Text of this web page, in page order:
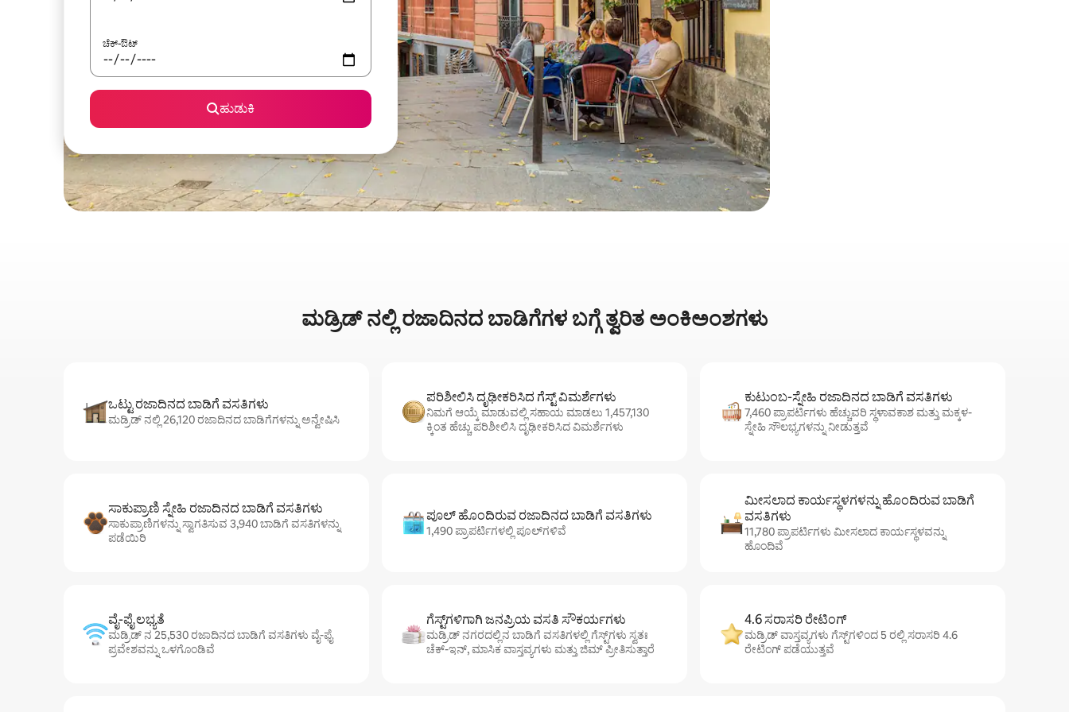
ಚೆಕ್-ಔಟ್
ಹುಡುಕಿ
ಮಡ್ರಿಡ್ ನಲ್ಲಿ ರಜಾದಿನದ ಬಾಡಿಗೆಗಳ ಬಗ್ಗೆ ತ್ವರಿತ ಅಂಕಿಅಂಶಗಳು
ಒಟ್ಟು ರಜಾದಿನದ ಬಾಡಿಗೆ ವಸತಿಗಳು
ಮಡ್ರಿಡ್ ನಲ್ಲಿ 26,120 ರಜಾದಿನದ ಬಾಡಿಗೆಗಳನ್ನು ಅನ್ವೇಷಿಸಿ
ಪರಿಶೀಲಿಸಿ ದೃಢೀಕರಿಸಿದ ಗೆಸ್ಟ್ ವಿಮರ್ಶೆಗಳು
ನಿಮಗೆ ಆಯ್ಕೆ ಮಾಡುವಲ್ಲಿ ಸಹಾಯ ಮಾಡಲು 1,457,130
ಕ್ಕಿಂತ ಹೆಚ್ಚು ಪರಿಶೀಲಿಸಿ ದೃಢೀಕರಿಸಿದ ವಿಮರ್ಶೆಗಳು
ಕುಟುಂಬ-ಸ್ನೇಹಿ ರಜಾದಿನದ ಬಾಡಿಗೆ ವಸತಿಗಳು
7,460 ಪ್ರಾಪರ್ಟಿಗಳು ಹೆಚ್ಚುವರಿ ಸ್ಥಳಾವಕಾಶ ಮತ್ತು ಮಕ್ಕಳ-
ಸ್ನೇಹಿ ಸೌಲಭ್ಯಗಳನ್ನು ನೀಡುತ್ತವೆ
ಸಾಕುಪ್ರಾಣಿ ಸ್ನೇಹಿ ರಜಾದಿನದ ಬಾಡಿಗೆ ವಸತಿಗಳು
ಸಾಕುಪ್ರಾಣಿಗಳನ್ನು ಸ್ವಾಗತಿಸುವ 3,940 ಬಾಡಿಗೆ ವಸತಿಗಳನ್ನು
ಪಡೆಯಿರಿ
ಪೂಲ್ ಹೊಂದಿರುವ ರಜಾದಿನದ ಬಾಡಿಗೆ ವಸತಿಗಳು
1,490 ಪ್ರಾಪರ್ಟಿಗಳಲ್ಲಿ ಪೂಲ್‌‌‌‌‌‌‌‌‌ಗಳಿವೆ
ಮೀಸಲಾದ ಕಾರ್ಯಸ್ಥಳಗಳನ್ನು ಹೊಂದಿರುವ ಬಾಡಿಗೆ
ವಸತಿಗಳು
11,780 ಪ್ರಾಪರ್ಟಿಗಳು ಮೀಸಲಾದ ಕಾರ್ಯಸ್ಥಳವನ್ನು
ಹೊಂದಿವೆ
ವೈ-ಫೈ ಲಭ್ಯತೆ
ಮಡ್ರಿಡ್ ನ 25,530 ರಜಾದಿನದ ಬಾಡಿಗೆ ವಸತಿಗಳು ವೈ-ಫೈ
ಪ್ರವೇಶವನ್ನು ಒಳಗೊಂಡಿವೆ
ಗೆಸ್ಟ್‌ಗಳಿಗಾಗಿ ಜನಪ್ರಿಯ ವಸತಿ ಸೌಕರ್ಯಗಳು
ಮಡ್ರಿಡ್ ನಗರದಲ್ಲಿನ ಬಾಡಿಗೆ ವಸತಿಗಳಲ್ಲಿ ಗೆಸ್ಟ್‌ಗಳು ಸ್ವತಃ
ಚೆಕ್-ಇನ್, ಮಾಸಿಕ ವಾಸ್ತವ್ಯಗಳು ಮತ್ತು ಜಿಮ್ ಪ್ರೀತಿಸುತ್ತಾರೆ
4.6 ಸರಾಸರಿ ರೇಟಿಂಗ್
ಮಡ್ರಿಡ್ ವಾಸ್ತವ್ಯಗಳು ಗೆಸ್ಟ್‌ಗಳಿಂದ 5 ರಲ್ಲಿ ಸರಾಸರಿ 4.6
ರೇಟಿಂಗ್ ಪಡೆಯುತ್ತವೆ